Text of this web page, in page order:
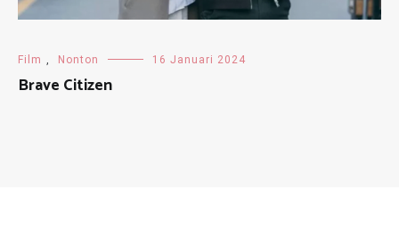
Film , Nonton 16 Januari 2024
Brave Citizen